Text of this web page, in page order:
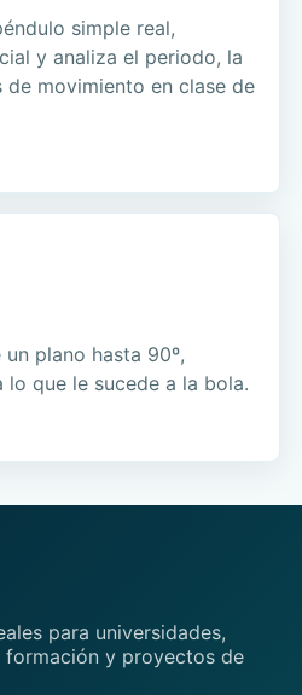
simple real,
y analiza el periodo, la
movimiento en clase de
plano hasta 90º,
lo que le sucede a la bola.
para universidades,
formación y proyectos de